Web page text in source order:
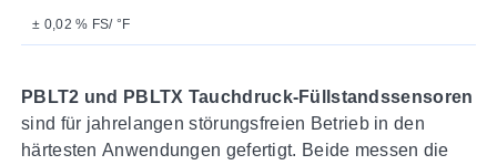
± 0,02 % FS/ °F
PBLT2 und PBLTX Tauchdruck-Füllstandssensoren
sind für jahrelangen störungsfreien Betrieb in den
härtesten Anwendungen gefertigt. Beide messen die